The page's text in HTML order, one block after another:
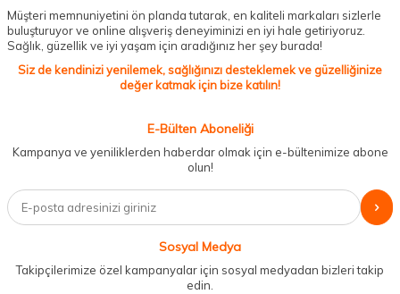
Müşteri memnuniyetini ön planda tutarak, en kaliteli markaları sizlerle
buluşturuyor ve online alışveriş deneyiminizi en iyi hale getiriyoruz.
Sağlık, güzellik ve iyi yaşam için aradığınız her şey burada!
Siz de kendinizi yenilemek, sağlığınızı desteklemek ve güzelliğinize
değer katmak için bize katılın!
E-Bülten Aboneliği
Kampanya ve yeniliklerden haberdar olmak için e-bültenimize abone
olun!
Sosyal Medya
Takipçilerimize özel kampanyalar için sosyal medyadan bizleri takip
edin.